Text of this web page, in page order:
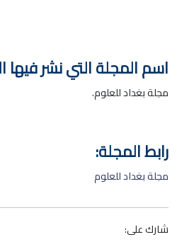
اسم المجلة التي نشر فيها
مجلة بغداد للعلوم.
رابط المجلة:
مجلة بغداد للعلوم
شارك على: